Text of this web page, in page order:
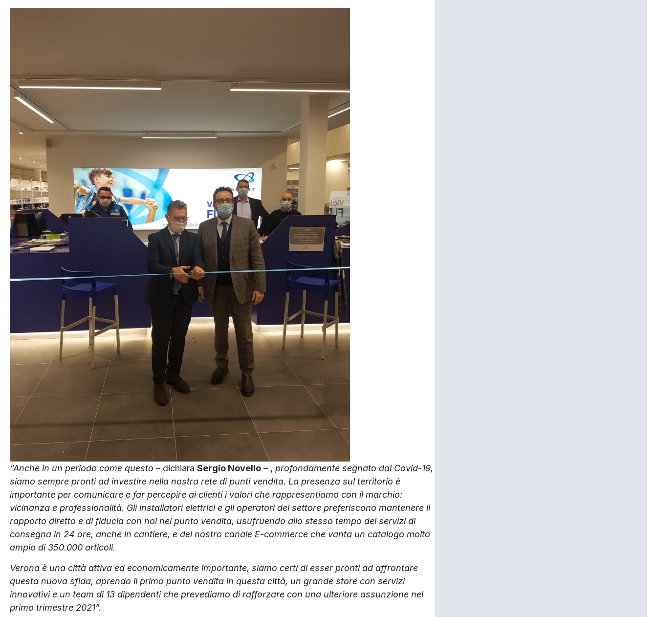
“Anche in un periodo come questo – dichiara Sergio Novello – , profondamente segnato dal Covid-19,
siamo sempre pronti ad investire nella nostra rete di punti vendita. La presenza sul territorio è
importante per comunicare e far percepire ai clienti i valori che rappresentiamo con il marchio:
vicinanza e professionalità. Gli installatori elettrici e gli operatori del settore preferiscono mantenere il
rapporto diretto e di fiducia con noi nel punto vendita, usufruendo allo stesso tempo dei servizi di
consegna in 24 ore, anche in cantiere, e del nostro canale E-commerce che vanta un catalogo molto
ampio di 350.000 articoli.
Verona è una città attiva ed economicamente importante, siamo certi di esser pronti ad affrontare
questa nuova sfida, aprendo il primo punto vendita in questa città, un grande store con servizi
innovativi e un team di 13 dipendenti che prevediamo di rafforzare con una ulteriore assunzione nel
primo trimestre 2021”.